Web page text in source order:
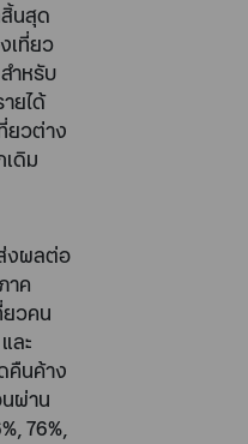
นสุด
เที่ยว
ำหรับ
ยได้
ยวต่าง
ดิม
งผลต่อ
าค
ยวคน
ละ
คืนค้าง
ผ่าน
76%,